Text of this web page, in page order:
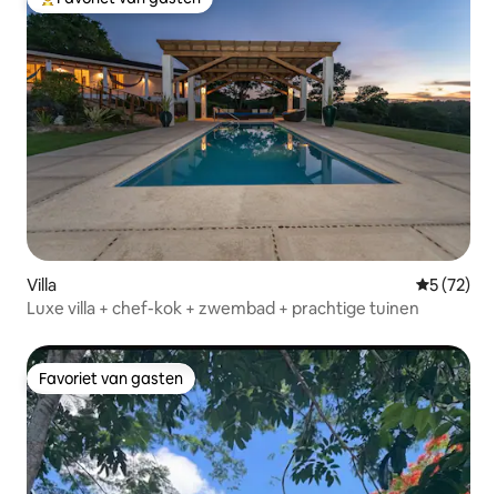
Topfavoriet van gasten
Villa
5 (72)
Luxe villa + chef-kok + zwembad + prachtige tuinen
Favoriet van gasten
Favoriet van gasten